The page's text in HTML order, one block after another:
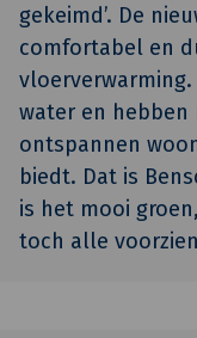
gekeimd’. De
comfortabel en
water en hebben
ontspannen
biedt. Dat is
is het mooi
toch alle